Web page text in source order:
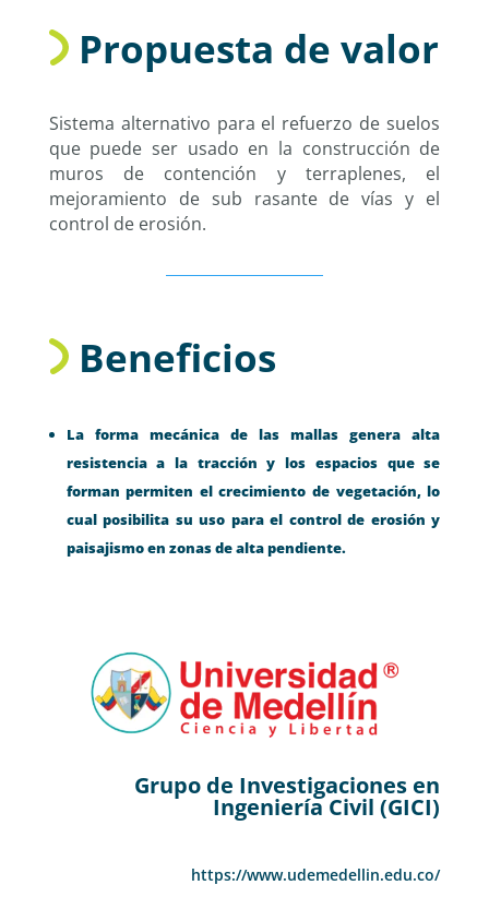
Propuesta de valor
Sistema alternativo para el refuerzo de suelos
que puede ser usado en la construcción de
muros de contención y terraplenes, el
mejoramiento de sub rasante de vías y el
control de erosión.
Beneficios
La forma mecánica de las mallas genera alta
resistencia a la tracción y los espacios que se
forman permiten el crecimiento de vegetación, lo
cual posibilita su uso para el control de erosión y
paisajismo en zonas de alta pendiente.
Grupo de Investigaciones en
Ingeniería Civil (GICI)
https://www.udemedellin.edu.co/